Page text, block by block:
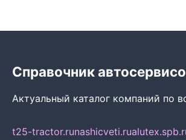
Справочник
Актуальный каталог компаний по
t25-tractor.runashicveti.ru